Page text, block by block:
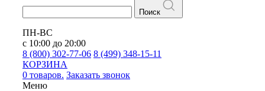
Поиск
ПН-ВС
с 10:00 до 20:00
8 (800) 302-77-06 8 (499) 348-15-11
КОРЗИНА
0 товаров. Заказать звонок
Меню